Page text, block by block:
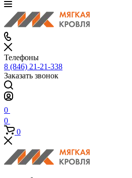
Телефоны
8 (846) 21-21-338
Заказать звонок
0
0
0